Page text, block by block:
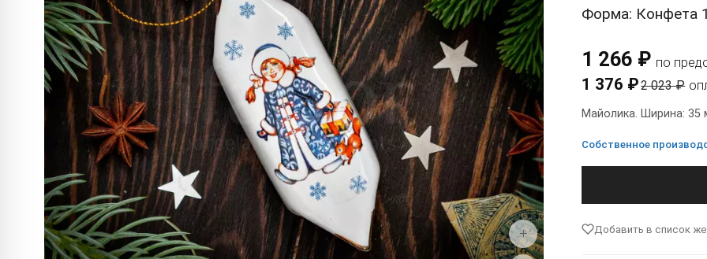
+
Форма: Конфета
1 266 ₽ по
1 376 ₽2 023 ₽
Майолика. Ширина:
Собственное
Добавить в список